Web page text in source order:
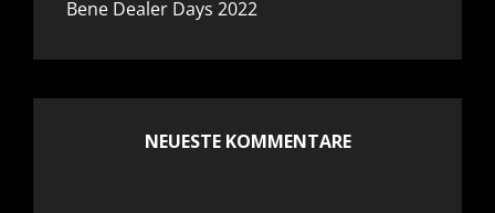
Bene Dealer Days 2022
NEUESTE KOMMENTARE